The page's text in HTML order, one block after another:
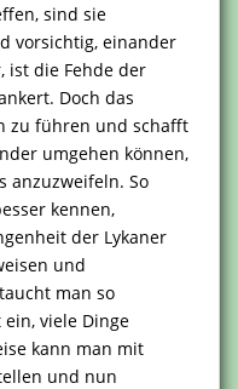
sind sie
vorsichtig, einander
ist die Fehde der
Doch das
zu führen und schafft
umgehen können,
anzuzweifeln. So
kennen,
der Lykaner
und
man so
viele Dinge
kann man mit
und nun